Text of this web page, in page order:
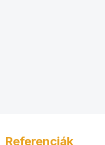
Referenciák